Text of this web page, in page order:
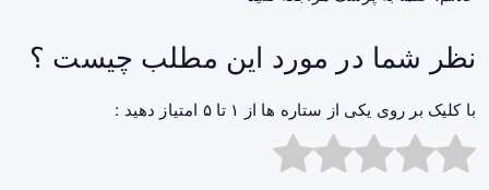
نظر شما در مورد این مطلب چیست ؟
با کلیک بر روی یکی از ستاره ها از ۱ تا ۵ امتیاز دهید :